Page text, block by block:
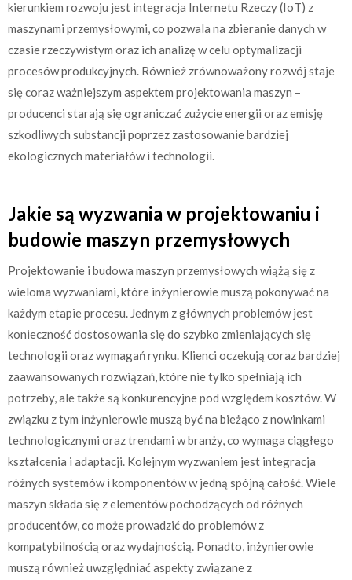
kierunkiem rozwoju jest integracja Internetu Rzeczy (IoT) z
maszynami przemysłowymi, co pozwala na zbieranie danych w
czasie rzeczywistym oraz ich analizę w celu optymalizacji
procesów produkcyjnych. Również zrównoważony rozwój staje
się coraz ważniejszym aspektem projektowania maszyn –
producenci starają się ograniczać zużycie energii oraz emisję
szkodliwych substancji poprzez zastosowanie bardziej
ekologicznych materiałów i technologii.
Jakie są wyzwania w projektowaniu i
budowie maszyn przemysłowych
Projektowanie i budowa maszyn przemysłowych wiążą się z
wieloma wyzwaniami, które inżynierowie muszą pokonywać na
każdym etapie procesu. Jednym z głównych problemów jest
konieczność dostosowania się do szybko zmieniających się
technologii oraz wymagań rynku. Klienci oczekują coraz bardziej
zaawansowanych rozwiązań, które nie tylko spełniają ich
potrzeby, ale także są konkurencyjne pod względem kosztów. W
związku z tym inżynierowie muszą być na bieżąco z nowinkami
technologicznymi oraz trendami w branży, co wymaga ciągłego
kształcenia i adaptacji. Kolejnym wyzwaniem jest integracja
różnych systemów i komponentów w jedną spójną całość. Wiele
maszyn składa się z elementów pochodzących od różnych
producentów, co może prowadzić do problemów z
kompatybilnością oraz wydajnością. Ponadto, inżynierowie
muszą również uwzględniać aspekty związane z